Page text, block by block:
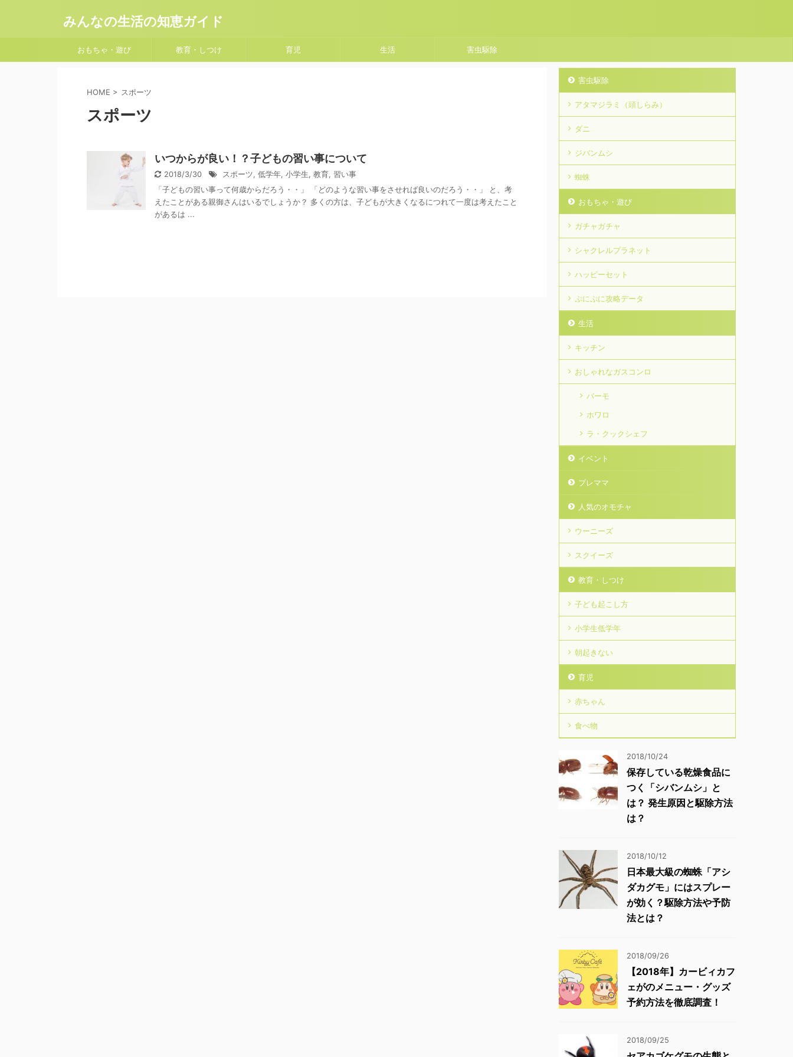
みんなの生活の知恵ガイド
おもちゃ・遊び 教育・しつけ 育児 生活 害虫駆除
HOME > スポーツ
スポーツ
いつからが良い！？子どもの習い事について
2018/3/30 スポーツ, 低学年, 小学生, 教育, 習い事
「子どもの習い事って何歳からだろう・・」 「どのような習い事をさせれば良いのだろう・・」 と、考
えたことがある親御さんはいるでしょうか？ 多くの方は、子どもが大きくなるにつれて一度は考えたこと
があるは ...
害虫駆除
アタマジラミ（頭しらみ）
ダニ
ジバンムシ
蜘蛛
おもちゃ・遊び
ガチャガチャ
シャクレルプラネット
ハッピーセット
ぷにぷに攻略データ
生活
キッチン
おしゃれなガスコンロ
バーモ
ホワロ
ラ・クックシェフ
イベント
プレママ
人気のオモチャ
ウーニーズ
スクイーズ
教育・しつけ
子ども起こし方
小学生低学年
朝起きない
育児
赤ちゃん
食べ物
2018/10/24
保存している乾燥食品に
つく「シバンムシ」と
は？ 発生原因と駆除方法
は？
2018/10/12
日本最大級の蜘蛛「アシ
ダカグモ」にはスプレー
が効く？駆除方法や予防
法とは？
2018/09/26
【2018年】カービィカフ
ェがのメニュー・グッズ
予約方法を徹底調査！
2018/09/25